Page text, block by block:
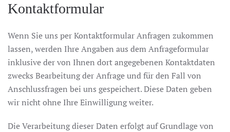
Kontaktformular
Wenn Sie uns per Kontaktformular Anfragen zukommen
lassen, werden Ihre Angaben aus dem Anfrageformular
inklusive der von Ihnen dort angegebenen Kontaktdaten
zwecks Bearbeitung der Anfrage und für den Fall von
Anschlussfragen bei uns gespeichert. Diese Daten geben
wir nicht ohne Ihre Einwilligung weiter.
Die Verarbeitung dieser Daten erfolgt auf Grundlage von